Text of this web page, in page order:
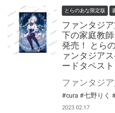
とらのあな限定版
ファンタジ
下の家庭教
発売！ とら
ァンタジア
ードタペス
#cura #七野りく
2023.02.17